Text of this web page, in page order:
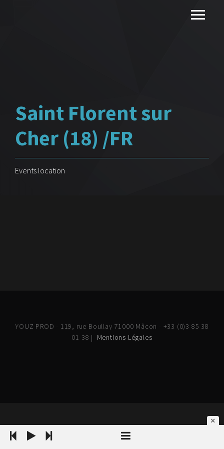
Saint Florent sur
Cher (18) /FR
Events location
YOUZ PROD - 119, rue Boullay 71000 Mâcon - +33 (0)3 85 38
01 38 | Mentions Légales